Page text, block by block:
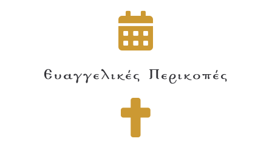
Ευαγγελικές Περικοπές